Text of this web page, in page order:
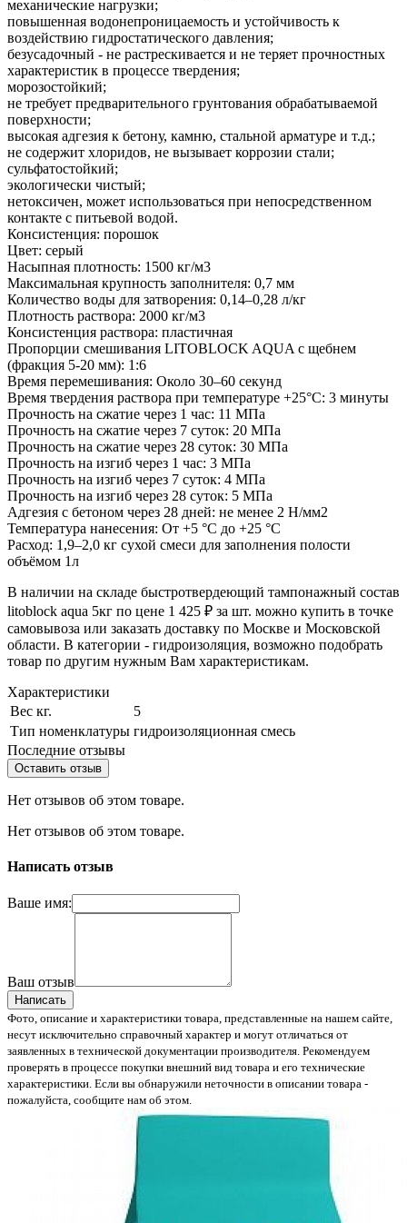
механические нагрузки;
повышенная водонепроницаемость и устойчивость к
воздействию гидростатического давления;
безусадочный - не растрескивается и не теряет прочностных
характеристик в процессе твердения;
морозостойкий;
не требует предварительного грунтования обрабатываемой
поверхности;
высокая адгезия к бетону, камню, стальной арматуре и т.д.;
не содержит хлоридов, не вызывает коррозии стали;
сульфатостойкий;
экологически чистый;
нетоксичен, может использоваться при непосредственном
контакте с питьевой водой.
Консистенция: порошок
Цвет: серый
Насыпная плотность: 1500 кг/м3
Максимальная крупность заполнителя: 0,7 мм
Количество воды для затворения: 0,14–0,28 л/кг
Плотность раствора: 2000 кг/м3
Консистенция раствора: пластичная
Пропорции смешивания LITOBLOCK AQUA c щебнем
(фракция 5-20 мм): 1:6
Время перемешивания: Около 30–60 секунд
Время твердения раствора при температуре +25°С: 3 минуты
Прочность на сжатие через 1 час: 11 МПа
Прочность на сжатие через 7 суток: 20 МПа
Прочность на сжатие через 28 суток: 30 МПа
Прочность на изгиб через 1 час: 3 МПа
Прочность на изгиб через 7 суток: 4 МПа
Прочность на изгиб через 28 суток: 5 МПа
Адгезия с бетоном через 28 дней: не менее 2 Н/мм2
Температура нанесения: От +5 °C до +25 °С
Расход: 1,9–2,0 кг сухой смеси для заполнения полости
объёмом 1л
В наличии на складе быстротвердеющий тампонажный состав
litoblock aqua 5кг по цене 1 425 ₽ за шт. можно купить в точке
самовывоза или заказать доставку по Москве и Московской
области. В категории - гидроизоляция, возможно подобрать
товар по другим нужным Вам характеристикам.
Характеристики
Вес кг.
5
Тип номенклатуры гидроизоляционная смесь
Последние отзывы
Оставить отзыв
Нет отзывов об этом товаре.
Нет отзывов об этом товаре.
Написать отзыв
Ваше имя:
Ваш отзыв
Написать
Фото, описание и характеристики товара, представленные на нашем сайте,
несут исключительно справочный характер и могут отличаться от
заявленных в технической документации производителя. Рекомендуем
проверять в процессе покупки внешний вид товара и его технические
характеристики. Если вы обнаружили неточности в описании товара -
пожалуйста, сообщите нам об этом.